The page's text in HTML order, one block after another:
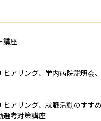
講座
アリング、学内病院説明会
アリング、就職活動のすす
選考対策講座